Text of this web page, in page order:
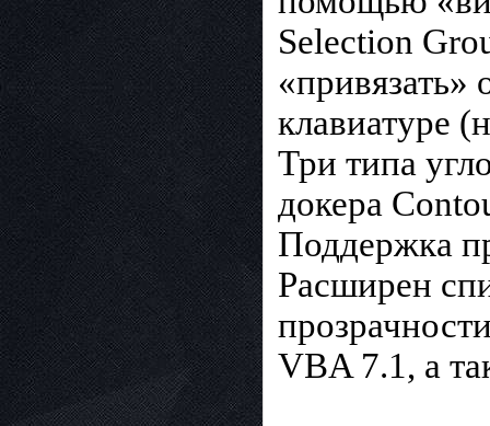
Selection
«привязать»
клавиатуре
Три типа
докера
Поддержка
Расширен
VBA 7.1, а